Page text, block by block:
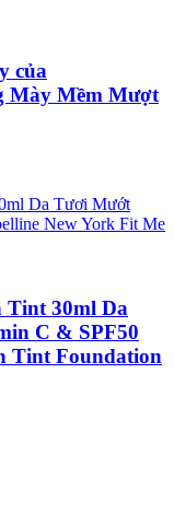
của
Mày Mềm Mượt
Tint 30ml Da
C & SPF50
Tint Foundation